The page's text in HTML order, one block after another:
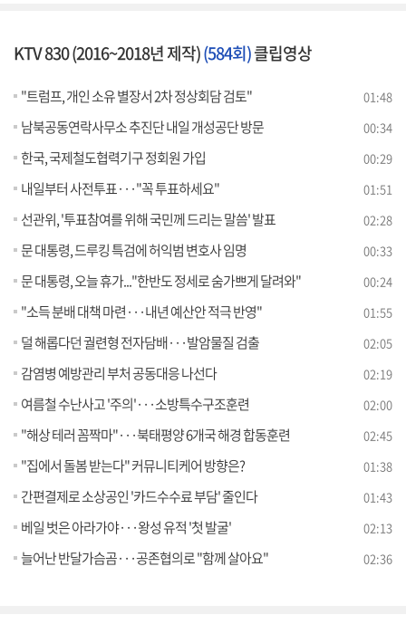
KTV 830 (2016~2018년 제작)(584회)클립영상
"트럼프, 개인 소유 별장서 2차 정상회담 검토" 01:48
남북공동연락사무소 추진단 내일 개성공단 방문 00:34
한국, 국제철도협력기구 정회원 가입 00:29
내일부터 사전투표···"꼭 투표하세요" 01:51
선관위, '투표참여를 위해 국민께 드리는 말씀' 발표 02:28
문 대통령, 드루킹 특검에 허익범 변호사 임명 00:33
문 대통령, 오늘 휴가..."한반도 정세로 숨가쁘게 달려와" 00:24
"소득 분배 대책 마련···내년 예산안 적극 반영" 01:55
덜 해롭다던 궐련형 전자담배···발암물질 검출 02:05
감염병 예방관리 부처 공동대응 나선다 02:19
여름철 수난사고 '주의'···소방특수구조훈련 02:00
"해상 테러 꼼짝마"···북태평양 6개국 해경 합동훈련 02:45
"집에서 돌봄 받는다" 커뮤니티케어 방향은? 01:38
간편결제로 소상공인 '카드수수료 부담' 줄인다 01:43
베일 벗은 아라가야···왕성 유적 '첫 발굴' 02:13
늘어난 반달가슴곰···공존협의로 "함께 살아요" 02:36